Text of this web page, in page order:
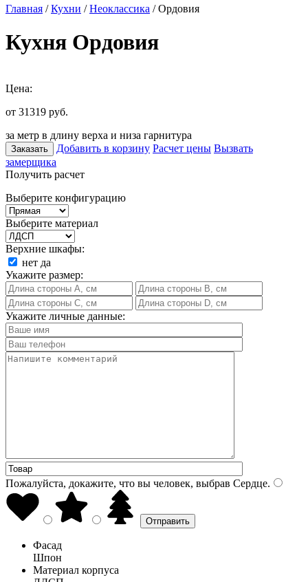
Главная /Кухни /Неоклассика / Ордовия
Кухня Ордовия
Цена:
от 31319 руб.
за метр в длину верха и низа гарнитура
Заказать Добавить в корзину Расчет цены Вызвать
замерщика
Получить расчет
Выберите конфигурацию
Выберите материал
Верхние шкафы:
нет да
Укажите размер:
Укажите личные данные:
Пожалуйста, докажите, что вы человек, выбрав Сердце.
Фасад
Шпон
Материал корпуса